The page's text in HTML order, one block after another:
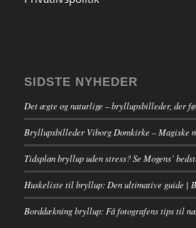
SIDSTE NYHEDER
Det ægte og naturlige – bryllupsbilleder, der
Bryllupsbilleder Viborg Domkirke – Magiske
Tidsplan bryllup uden stress? Se Mogens’
Huskeliste til bryllup: Den ultimative guide |
Borddækning bryllup: Få fotografens tips til